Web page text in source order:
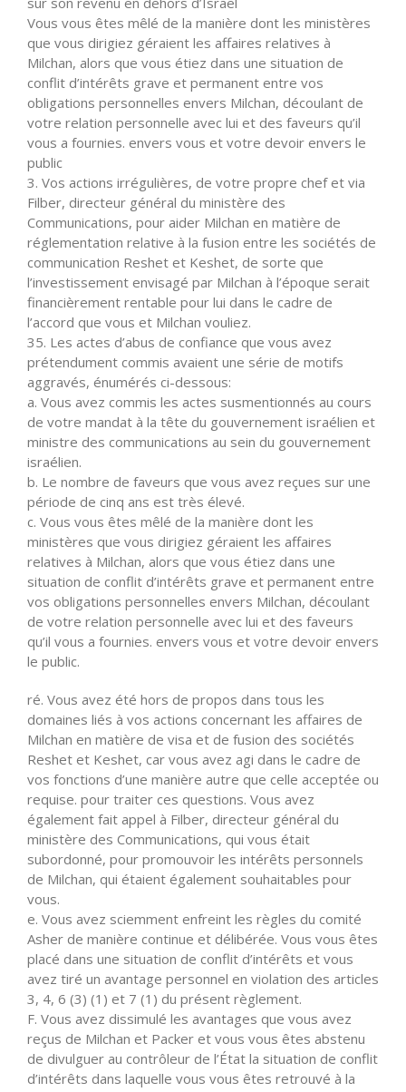
Vous vous êtes mêlé de la manière dont les ministères
que vous dirigiez géraient les affaires relatives à
Milchan, alors que vous étiez dans une situation de
conflit d’intérêts grave et permanent entre vos
obligations personnelles envers Milchan, découlant de
votre relation personnelle avec lui et des faveurs qu’il
vous a fournies. envers vous et votre devoir envers le
public
3. Vos actions irrégulières, de votre propre chef et via
Filber, directeur général du ministère des
Communications, pour aider Milchan en matière de
réglementation relative à la fusion entre les sociétés de
communication Reshet et Keshet, de sorte que
l’investissement envisagé par Milchan à l’époque serait
financièrement rentable pour lui dans le cadre de
l’accord que vous et Milchan vouliez.
35. Les actes d’abus de confiance que vous avez
prétendument commis avaient une série de motifs
aggravés, énumérés ci-dessous:
a. Vous avez commis les actes susmentionnés au cours
de votre mandat à la tête du gouvernement israélien et
ministre des communications au sein du gouvernement
israélien.
b. Le nombre de faveurs que vous avez reçues sur une
période de cinq ans est très élevé.
c. Vous vous êtes mêlé de la manière dont les
ministères que vous dirigiez géraient les affaires
relatives à Milchan, alors que vous étiez dans une
situation de conflit d’intérêts grave et permanent entre
vos obligations personnelles envers Milchan, découlant
de votre relation personnelle avec lui et des faveurs
qu’il vous a fournies. envers vous et votre devoir envers
le public.
ré. Vous avez été hors de propos dans tous les
domaines liés à vos actions concernant les affaires de
Milchan en matière de visa et de fusion des sociétés
Reshet et Keshet, car vous avez agi dans le cadre de
vos fonctions d’une manière autre que celle acceptée ou
requise. pour traiter ces questions. Vous avez
également fait appel à Filber, directeur général du
ministère des Communications, qui vous était
subordonné, pour promouvoir les intérêts personnels
de Milchan, qui étaient également souhaitables pour
vous.
e. Vous avez sciemment enfreint les règles du comité
Asher de manière continue et délibérée. Vous vous êtes
placé dans une situation de conflit d’intérêts et vous
avez tiré un avantage personnel en violation des articles
3, 4, 6 (3) (1) et 7 (1) du présent règlement.
F. Vous avez dissimulé les avantages que vous avez
reçus de Milchan et Packer et vous vous êtes abstenu
de divulguer au contrôleur de l’État la situation de conflit
d’intérêts dans laquelle vous vous êtes retrouvé à la